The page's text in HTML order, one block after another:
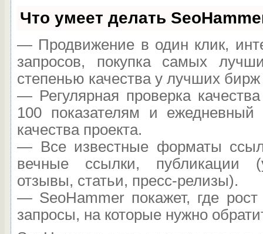
Что умеет делать
— Продвижение в один клик,
запросов, покупка самых
степенью качества у лучших
— Регулярная проверка
100 показателям и ежедневный
качества проекта.
— Все известные форматы
вечные ссылки, публикации
отзывы, статьи, пресс-релизы).
— SeoHammer покажет, где
запросы, на которые нужно